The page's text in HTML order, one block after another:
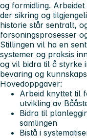
og formidling.
der sikring og
historie står sentralt,
forsoningsprosesser
Stillingen vil ha en
systemer og praksis
og vil bidra til å styrke
bevaring og
Hovedoppgaver:
Arbeid knyttet til
utvikling av
Bidra til
samlingen
Bistå i